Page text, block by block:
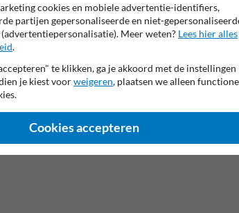
cookies en mobiele advertentie-identifiers,
partijen gepersonaliseerde en niet-
Meer weten? Lees hier alles
.
te klikken, ga je akkoord met de instellingen
je kiest voorweigeren, plaatsen we alleen
Cookies accepteren